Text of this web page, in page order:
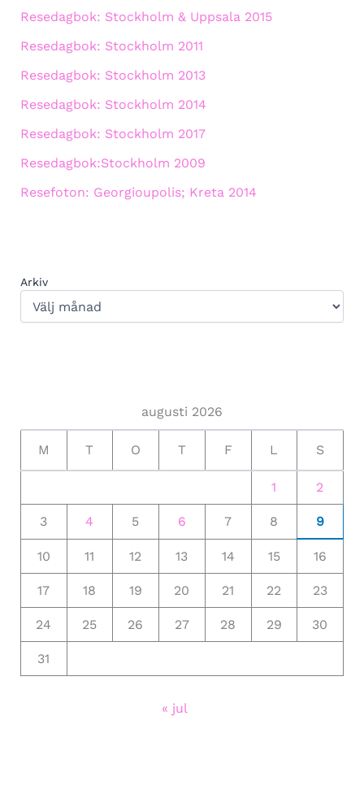
Resedagbok: Stockholm & Uppsala 2015
Resedagbok: Stockholm 2011
Resedagbok: Stockholm 2013
Resedagbok: Stockholm 2014
Resedagbok: Stockholm 2017
Resedagbok:Stockholm 2009
Resefoton: Georgioupolis; Kreta 2014
Arkiv
augusti 2026
M T O T F L S
1 2
3 4 5 6 7 8 9
10 11 12 13 14 15 16
17 18 19 20 21 22 23
24 25 26 27 28 29 30
31
« jul